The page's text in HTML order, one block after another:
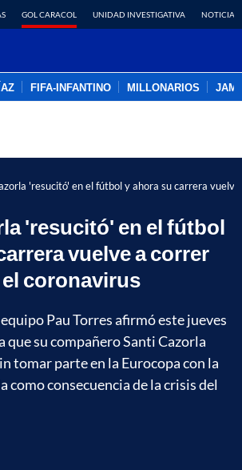
GOL CARACOL UNIDAD INVESTIGATIVA NOTICIAS
FIFA-INFANTINO MILLONARIOS
'resucitó' en el fútbol y ahora su carrera
'resucitó' en el fútbol
vuelve a correr
coronavirus
Pau Torres afirmó este jueves
que su compañero Santi Cazorla
tomar parte en la Eurocopa con la
como consecuencia de la crisis del